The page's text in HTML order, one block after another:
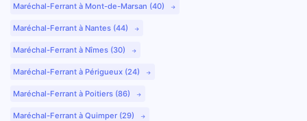
Maréchal-Ferrant à Mont-de-Marsan (40)
Maréchal-Ferrant à Nantes (44)
Maréchal-Ferrant à Nîmes (30)
Maréchal-Ferrant à Périgueux (24)
Maréchal-Ferrant à Poitiers (86)
Maréchal-Ferrant à Quimper (29)